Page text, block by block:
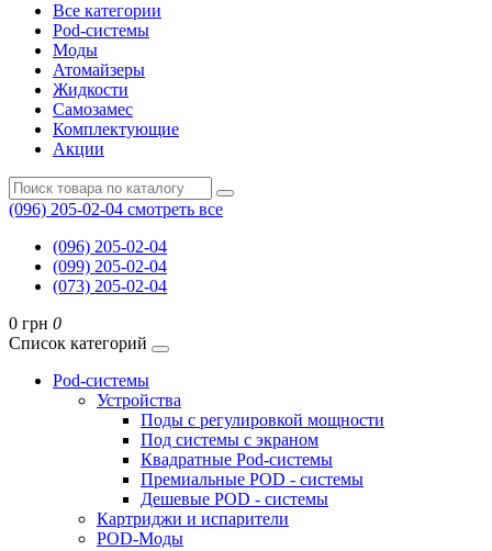
Все категории
Pod-системы
Моды
Атомайзеры
Жидкости
Самозамес
Комплектующие
Акции
(096) 205-02-04 смотреть все
(096) 205-02-04
(099) 205-02-04
(073) 205-02-04
0 грн 0
Список категорий
Pod-системы
Устройства
Поды с регулировкой мощности
Под системы с экраном
Квадратные Pod-системы
Премиальные POD - системы
Дешевые POD - системы
Картриджи и испарители
POD-Моды